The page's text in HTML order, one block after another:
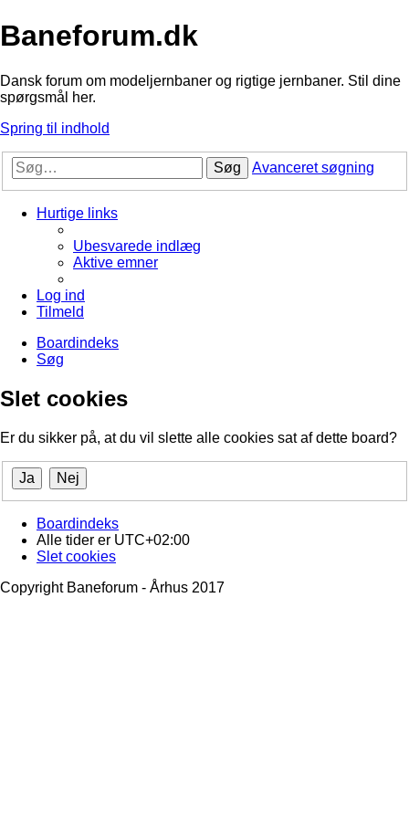
Baneforum.dk
Dansk forum om modeljernbaner og rigtige jernbaner. Stil dine
spørgsmål her.
Spring til indhold
Søg Avanceret søgning
Hurtige links
Ubesvarede indlæg
Aktive emner
Log ind
Tilmeld
Boardindeks
Søg
Slet cookies
Er du sikker på, at du vil slette alle cookies sat af dette board?
Boardindeks
Alle tider er UTC+02:00
Slet cookies
Copyright Baneforum - Århus 2017